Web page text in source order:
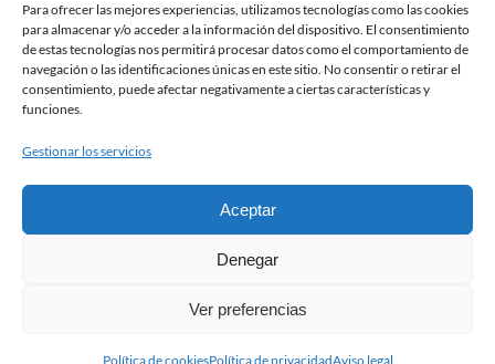
Para ofrecer las mejores experiencias, utilizamos tecnologías como las cookies
para almacenar y/o acceder a la información del dispositivo. El consentimiento
de estas tecnologías nos permitirá procesar datos como el comportamiento de
navegación o las identificaciones únicas en este sitio. No consentir o retirar el
consentimiento, puede afectar negativamente a ciertas características y
funciones.
Gestionar los servicios
Aceptar
Denegar
Ver preferencias
Política de cookiesPolítica de privacidadAviso legal
Fundación Pastor de Estudios Clásicos
Calle Serrano, 107. Madrid, 28006.
915617236
2026 Todos los derechos reservados © Fundación Pastor. Sitio web
Condiciones de contratación
Aviso legal